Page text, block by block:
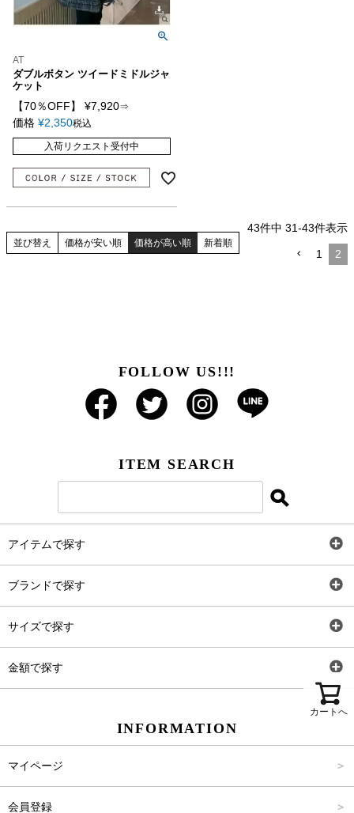
AT
ダブルボタン ツイードミドルジャ
ケット
【70％OFF】 ¥7,920⇒
価格 ¥2,350税込
入荷リクエスト受付中
並び替え 価格が安い順 価格が高い順 新着順
43件中 31-43件表示
1 2
カートへ
FOLLOW US!!!
ITEM SEARCH
アイテムで探す
ブランドで探す
サイズで探す
金額で探す
INFORMATION
マイページ
会員登録